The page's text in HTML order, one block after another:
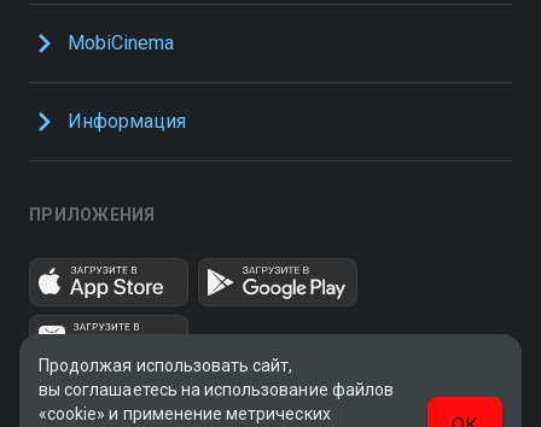
MobiCinema
Информация
ПРИЛОЖЕНИЯ
Продолжая использовать сайт,
вы соглашаетесь на использование файлов
«cookie» и применение метрических